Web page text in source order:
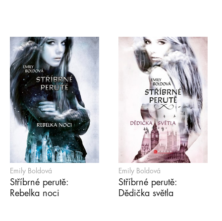
Emily Boldová
Stříbrné perutě:
Rebelka noci
Emily Boldová
Stříbrné perutě:
Dědička světla